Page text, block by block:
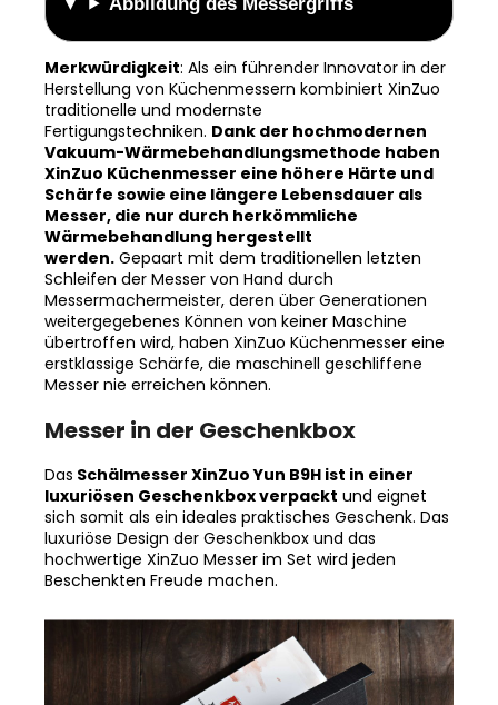
Merkwürdigkeit: Als ein führender Innovator in der
Herstellung von Küchenmessern kombiniert XinZuo
traditionelle und modernste
Fertigungstechniken. Dank der hochmodernen
Vakuum-Wärmebehandlungsmethode haben
XinZuo Küchenmesser eine höhere Härte und
Schärfe sowie eine längere Lebensdauer als
Messer, die nur durch herkömmliche
Wärmebehandlung hergestellt
werden. Gepaart mit dem traditionellen letzten
Schleifen der Messer von Hand durch
Messermachermeister, deren über Generationen
weitergegebenes Können von keiner Maschine
übertroffen wird, haben XinZuo Küchenmesser eine
erstklassige Schärfe, die maschinell geschliffene
Messer nie erreichen können.
Messer in der Geschenkbox
Das Schälmesser XinZuo Yun B9H ist in einer
luxuriösen Geschenkbox verpackt und eignet
sich somit als ein ideales praktisches Geschenk. Das
luxuriöse Design der Geschenkbox und das
hochwertige XinZuo Messer im Set wird jeden
Beschenkten Freude machen.